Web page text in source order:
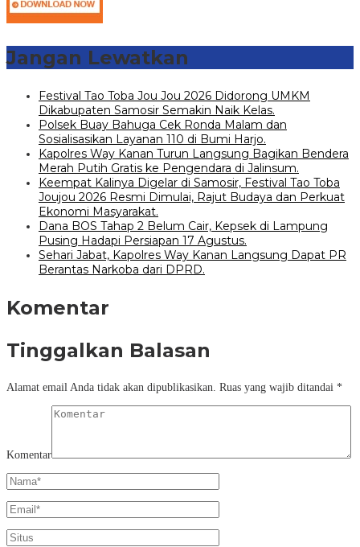
Jangan Lewatkan
Festival Tao Toba Jou Jou 2026 Didorong UMKM
Dikabupaten Samosir Semakin Naik Kelas.
Polsek Buay Bahuga Cek Ronda Malam dan
Sosialisasikan Layanan 110 di Bumi Harjo.
Kapolres Way Kanan Turun Langsung Bagikan Bendera
Merah Putih Gratis ke Pengendara di Jalinsum.
Keempat Kalinya Digelar di Samosir, Festival Tao Toba
Joujou 2026 Resmi Dimulai, Rajut Budaya dan Perkuat
Ekonomi Masyarakat.
Dana BOS Tahap 2 Belum Cair, Kepsek di Lampung
Pusing Hadapi Persiapan 17 Agustus.
Sehari Jabat, Kapolres Way Kanan Langsung Dapat PR
Berantas Narkoba dari DPRD.
Komentar
Tinggalkan Balasan
Alamat email Anda tidak akan dipublikasikan. Ruas yang wajib ditandai *
Komentar